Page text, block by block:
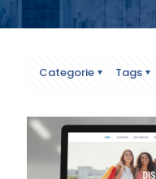
Categorie Tags